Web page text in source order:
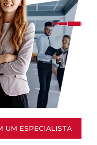
UM ESPECIALISTA